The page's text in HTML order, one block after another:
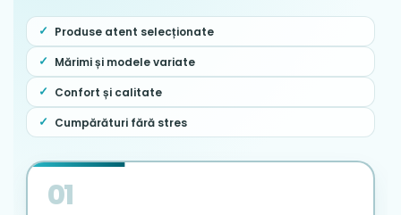
Produse atent selecționate
Mărimi și modele variate
Confort și calitate
Cumpărături fără stres
01